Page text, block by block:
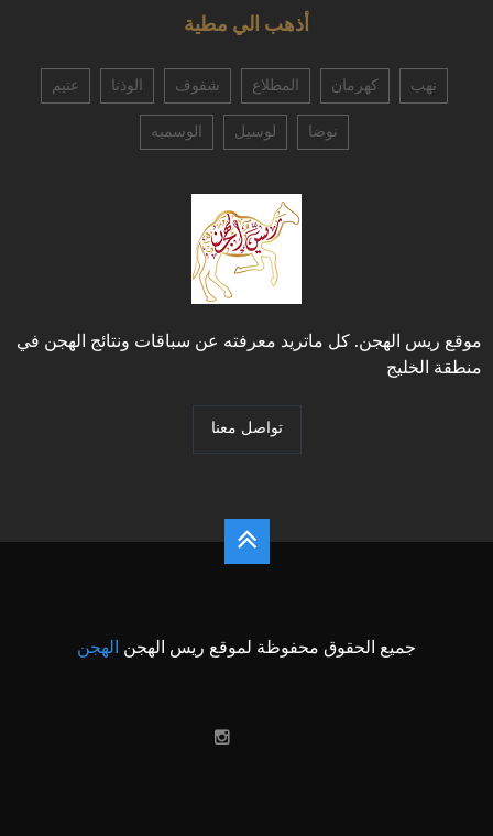
أذهب الي مطية
نهب كهرمان المطلاع شفوف الوذنا عتيم
نوضا لوسيل الوسميه
موقع ريس الهجن. كل ماتريد معرفته عن سباقات ونتائج الهجن في
منطقة الخليج
تواصل معنا
جميع الحقوق محفوظة لموقع ريس الهجن الهجن